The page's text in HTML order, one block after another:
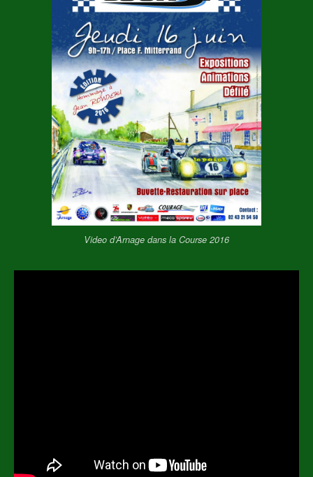
Video d’Arnage dans la Course 2016